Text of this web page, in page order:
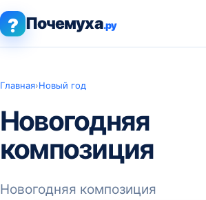
? Почемуха.ру
Главная›Новый год
Новогодняя
композиция
Новогодняя композиция